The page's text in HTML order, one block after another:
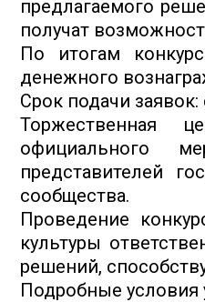
предлагаемого
получат
По итогам
денежного
Срок подачи
Торжественная
официального
представителей
сообщества.
Проведение
культуры
решений,
Подробные условия